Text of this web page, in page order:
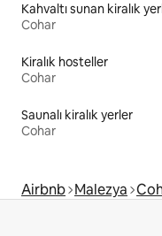
Kahvaltı sunan kiralık
Cohar
Kiralık hosteller
Cohar
Saunalı kiralık yerler
Cohar
Airbnb Malezya